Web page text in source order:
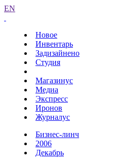
EN
Новое
Инвентарь
Задизайнено
Студия
Магазинус
Медиа
Экспресс
Иронов
Журналус
Бизнес-линч
2006
Декабрь